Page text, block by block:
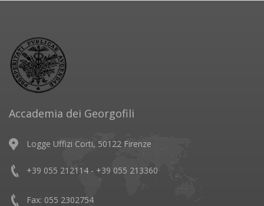
Accademia dei Georgofili
Logge Uffizi Corti, 50122 Firenze
+39 055 212114 - +39 055 213360
Fax: 055 2302754